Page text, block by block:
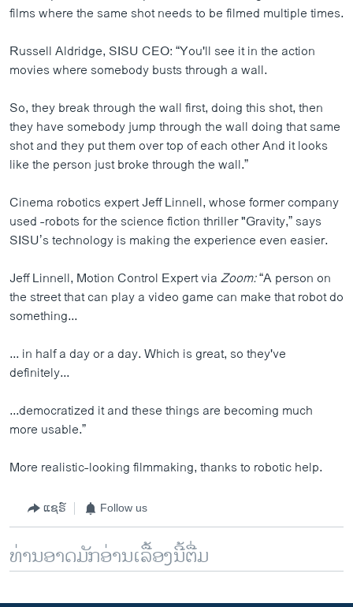
films where the same shot needs to be filmed multiple times.
Russell Aldridge, SISU CEO: “You'll see it in the action
movies where somebody busts through a wall.
So, they break through the wall first, doing this shot, then
they have somebody jump through the wall doing that same
shot and they put them over top of each other And it looks
like the person just broke through the wall.”
Cinema robotics expert Jeff Linnell, whose former company
used -robots for the science fiction thriller "Gravity,” says
SISU’s technology is making the experience even easier.
Jeff Linnell, Motion Control Expert viaZoom:“A person on
the street that can play a video game can make that robot do
something...
... in half a day or a day. Which is great, so they've
definitely...
...democratized it and these things are becoming much
more usable.”
More realistic-looking filmmaking, thanks to robotic help.
ແຊຣ໌ Follow us
ທ່ານອາດມັກອ່ານເລື້ອງນີ້ຕື່ມ